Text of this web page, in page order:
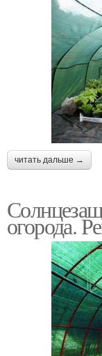
читать дальше →
огорода.